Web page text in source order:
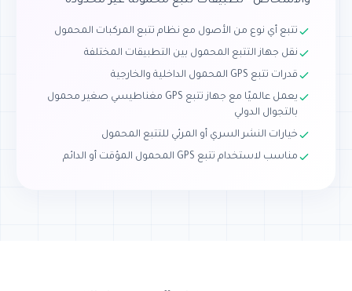
تتبع أي نوع من الأصول مع نظام تتبع المركبات المحمول
نقل جهاز التتبع المحمول بين التطبيقات المختلفة
قدرات تتبع GPS المحمول الداخلية والخارجية
يعمل عالميًا مع جهاز تتبع GPS مغناطيسي صغير محمول
بالتجوال الدولي
خيارات النشر السري أو المرئي للتتبع المحمول
مناسب لاستخدام تتبع GPS المحمول المؤقت أو الدائم